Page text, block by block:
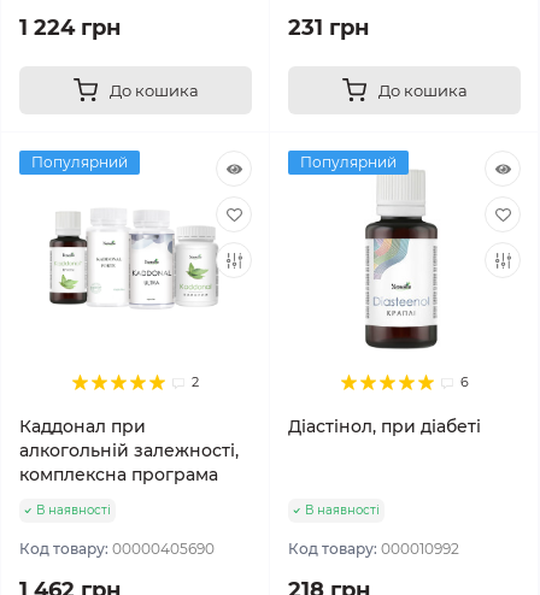
1 224 грн
До кошика
231 грн
До кошика
Популярний
2
Каддонал при
алкогольній залежності,
комплексна програма
В наявності
Код товару: 00000405690
Популярний
6
Діастінол, при діабеті
В наявності
Код товару: 000010992